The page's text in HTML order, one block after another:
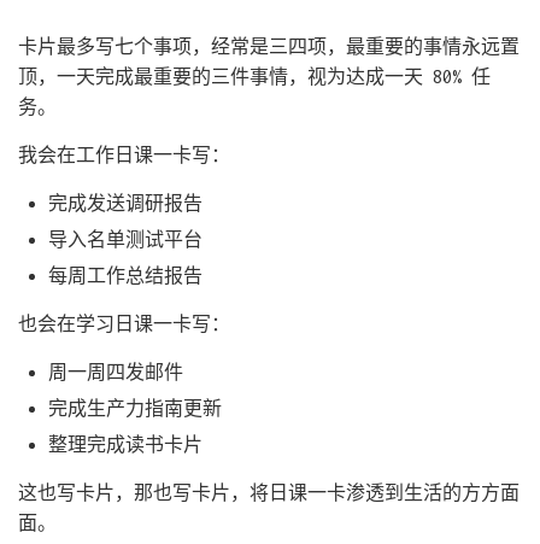
卡片最多写七个事项，经常是三四项，最重要的事情永远置
顶，一天完成最重要的三件事情，视为达成一天 80% 任
务。
我会在工作日课一卡写：
完成发送调研报告
导入名单测试平台
每周工作总结报告
也会在学习日课一卡写：
周一周四发邮件
完成生产力指南更新
整理完成读书卡片
这也写卡片，那也写卡片，将日课一卡渗透到生活的方方面
面。